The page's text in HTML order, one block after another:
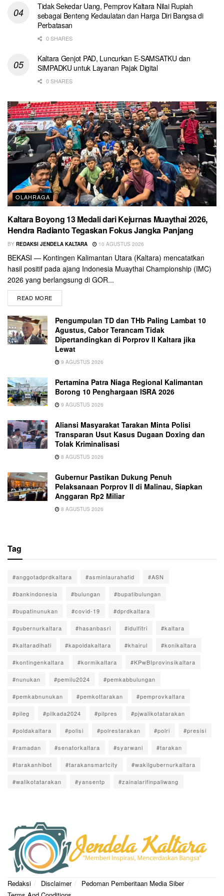
Tidak Sekedar Uang, Pemprov Kaltara Nilai Rupiah
sebagai Benteng Kedaulatan dan Harga Diri Bangsa di
Perbatasan
0 SHARES
Kaltara Genjot PAD, Luncurkan E-SAMSATKU dan
SIMPADKU untuk Layanan Pajak Digital
0 SHARES
OLAHRAGA
Kaltara Boyong 13 Medali dari Kejurnas Muaythai 2026,
Hendra Radianto Tegaskan Fokus Jangka Panjang
BY REDAKSI JENDELA KALTARA 10 AGUSTUS 2026
BEKASI — Kontingen Kalimantan Utara (Kaltara) mencatatkan
hasil positif pada ajang Indonesia Muaythai Championship (IMC)
2026 yang berlangsung di GOR...
READ MORE
Pengumpulan TD dan THb Paling Lambat 10
Agustus, Cabor Terancam Tidak
Dipertandingkan di Porprov II Kaltara jika
Lewat
9 AGUSTUS 2026
Pertamina Patra Niaga Regional Kalimantan
Borong 10 Penghargaan ISRA 2026
9 AGUSTUS 2026
Aliansi Masyarakat Tarakan Minta Polisi
Transparan Usut Kasus Dugaan Doxing dan
Tolak Kriminalisasi
8 AGUSTUS 2026
Gubernur Pastikan Dukung Penuh
Pelaksanaan Porprov II di Malinau, Siapkan
Anggaran Rp2 Miliar
8 AGUSTUS 2026
Tag
#anggotadprdkaltara #asminlaurahafid #ASN
#bankindonesia #bulungan #bupatibulungan
#bupatinunukan #covid-19 #dprdkaltara
#gubernurkaltara #hasanbasri #idulfitri #kaltara
#kaltaradihati #kapoldakaltara #khairul #konikaltara
#kontingenkaltara #kormikaltara #KPwBIprovinsikaltara
#nunukan #pemilu2024 #pemkabbulungan
#pemkabnunukan #pemkottarakan #pemprovkaltara
#pileg #pilkada2024 #pilpres #pjwalikotatarakan
#poldakaltara #polisi #polrestarakan #polri #presisi
#ramadan #senatorkaltara #syarwani #tarakan
#tarakanhibot #tarakansmartcity #wakilgubernurkaltara
#walikotatarakan #yansentp #zainalarifinpaliwang
Redaksi Disclaimer
Pedoman Pemberitaan Media Siber